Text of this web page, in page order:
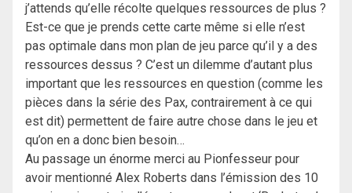
j’attends qu’elle récolte quelques ressources de plus ?
Est-ce que je prends cette carte même si elle n’est
pas optimale dans mon plan de jeu parce qu’il y a des
ressources dessus ? C’est un dilemme d’autant plus
important que les ressources en question (comme les
pièces dans la série des Pax, contrairement à ce qui
est dit) permettent de faire autre chose dans le jeu et
qu’on en a donc bien besoin…
Au passage un énorme merci au Pionfesseur pour
avoir mentionné Alex Roberts dans l’émission des 10